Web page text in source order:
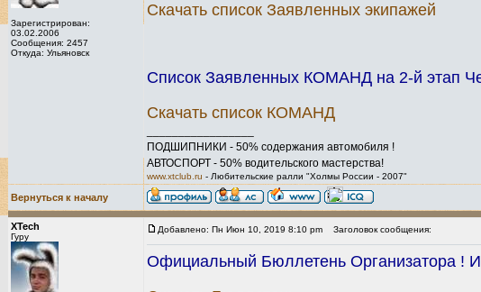
Зарегистрирован:
03.02.2006
Сообщения: 2457
Откуда: Ульяновск
Скачать список Заявленных экипажей
Список Заявленных КОМАНД на 2-й этап
Скачать список КОМАНД
ПОДШИПНИКИ - 50% содержания автомобиля !
АВТОСПОРТ - 50% водительского мастерства!
www.xtclub.ru - Любительские ралли "Холмы России - 2007"
Вернуться к началу
XTech
Гуру
Добавлено: Пн Июн 10, 2019 8:10 pm Заголовок сообщения:
Официальный Бюллетень Организатора !